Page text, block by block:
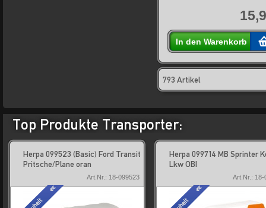
In den Warenkorb
793 Artikel
Top Produkte Transporter:
Herpa 099523 (Basic) Ford Transit
Pritsche/Plane oran
Art.Nr.: 18-099523
Herpa 099714 MB Sprinter
Lkw OBI
Art.Nr.: 18-